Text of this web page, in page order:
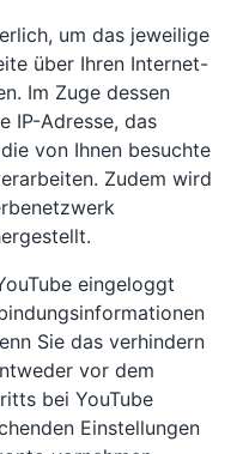
um das jeweilige
über Ihren Internet-
Im Zuge dessen
IP-Adresse, das
von Ihnen besuchte
Zudem wird
eingeloggt
Sie das verhindern
vor dem
bei YouTube
Einstellungen